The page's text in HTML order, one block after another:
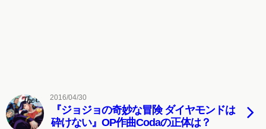
2016/04/30
『ジョジョの奇妙な冒険 ダイヤモンドは
砕けない』OP作曲Codaの正体は？